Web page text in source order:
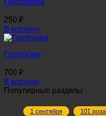
Гипсофила
250 ₽
В корзину
Гортензия
700 ₽
В корзину
Популярные разделы
1 сентября 101 роза